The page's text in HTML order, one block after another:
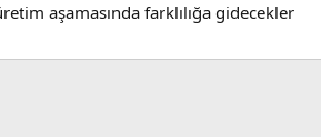
aşamasında farklılığa gidecekler